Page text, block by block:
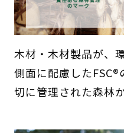
木材・木材製品が、
側面に配慮した
切に管理された森林